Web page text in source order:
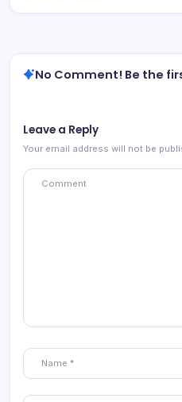
No Comment! Be the
Leave a Reply
Your email address will not be